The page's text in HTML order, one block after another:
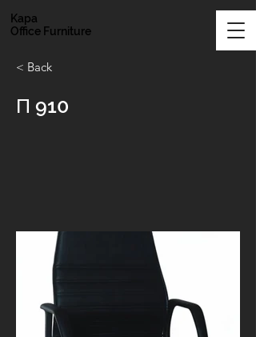
Kapa
Office Furniture
< Back
Π 910